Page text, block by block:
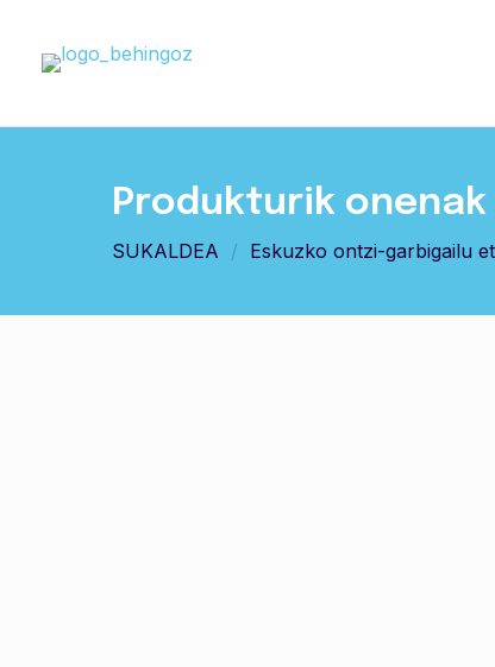
Produkturik
SUKALDEA / Eskuzko ontzi-garbigailu